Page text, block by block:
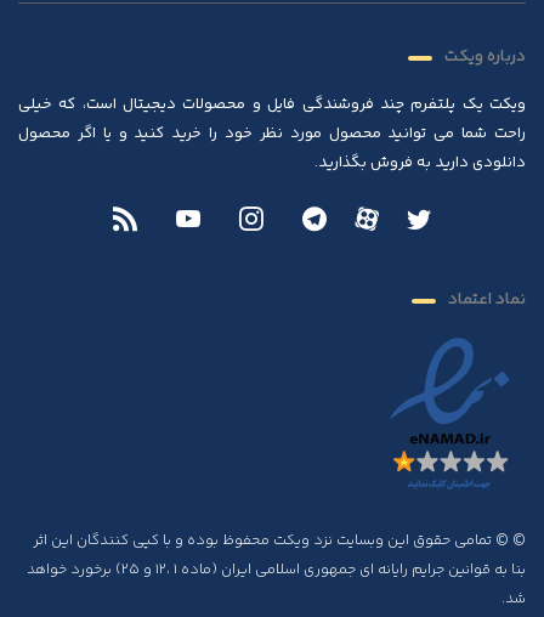
درباره ویکت
ویکت یک پلتفرم چند فروشندگی فایل و محصولات دیجیتال است، که خیلی
راحت شما می توانید محصول مورد نظر خود را خرید کنید و یا اگر محصول
دانلودی دارید به فروش بگذارید.
نماد اعتماد
© © تمامی حقوق این وبسایت نزد ویکت محفوظ بوده و با کپی کنندگان این اثر
بنا به قوانین جرایم رایانه ای جمهوری اسلامی ایران (ماده ۱ ،۱۲ و ۲۵) برخورد خواهد
شد.